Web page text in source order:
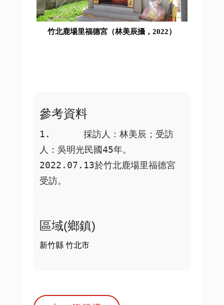
竹北鹿場里福德宮（林美辰攝，2022）
參考資料
1.	採訪人：林美辰；受訪
人：吳明光民國45年。
2022.07.13於竹北鹿場里福德宮
受訪。
區域(鄉鎮)
新竹縣 竹北市